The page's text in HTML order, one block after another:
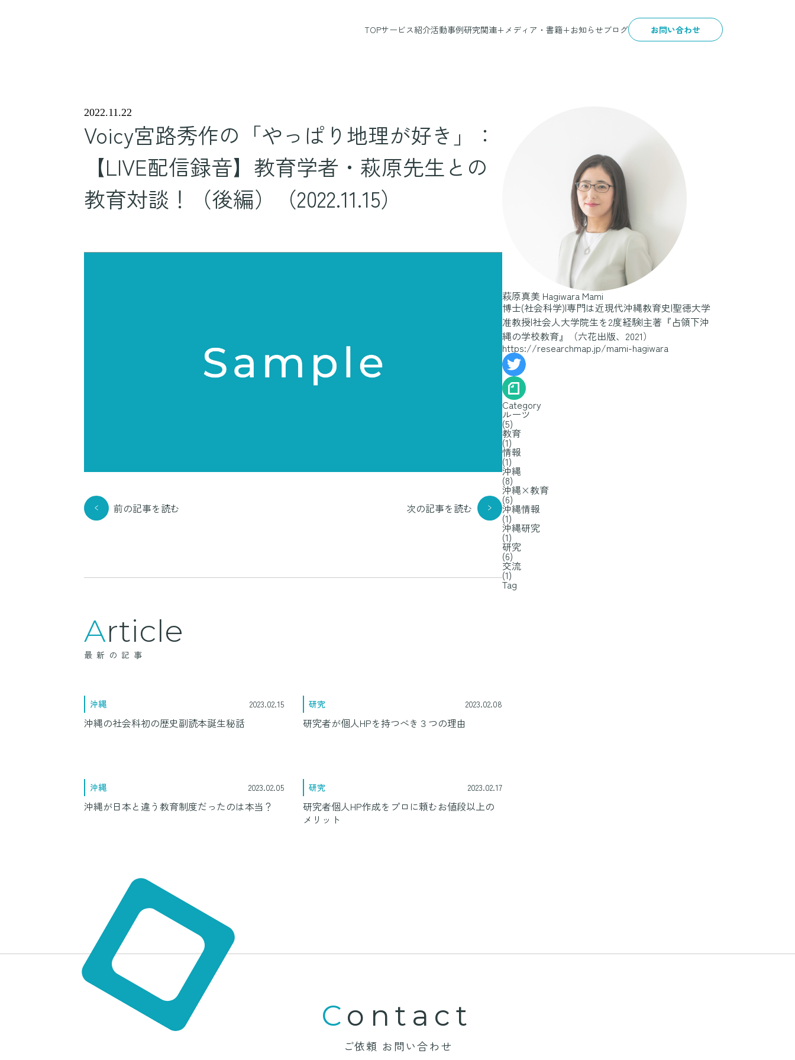
TOPサービス紹介活動事例研究関連+メディア・書籍+お知らせブログ お問い合わせ
2022.11.22
Voicy宮路秀作の「やっぱり地理が好き」：
【LIVE配信録音】教育学者・萩原先生との
教育対談！（後編）（2022.11.15）
前の記事を読む 次の記事を読む
Article
最新の記事
沖縄 2023.02.15
沖縄の社会科初の歴史副読本誕生秘話
研究 2023.02.08
研究者が個人HPを持つべき３つの理由
沖縄 2023.02.05
沖縄が日本と違う教育制度だったのは本当？
研究 2023.02.17
研究者個人HP作成をプロに頼むお値段以上の
メリット
萩原真美 Hagiwara Mami
博士(社会科学)|専門は近現代沖縄教育史|聖徳大学
准教授|社会人大学院生を2度経験|主著『占領下沖
縄の学校教育』（六花出版、2021）
https://researchmap.jp/mami-hagiwara
Category
ルーツ
(5)
教育
(1)
情報
(1)
沖縄
(8)
沖縄×教育
(6)
沖縄情報
(1)
沖縄研究
(1)
研究
(6)
交流
(1)
Tag
Contact
ご依頼 お問い合わせ